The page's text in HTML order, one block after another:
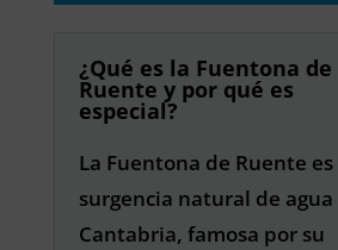
¿Qué es la Fuentona de
Ruente y por qué es
especial?
La Fuentona de Ruente
surgencia natural de
Cantabria, famosa por su